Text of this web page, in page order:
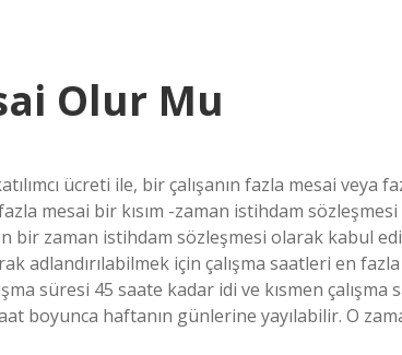
Olur Mu
ücreti ile, bir çalışanın fazla mesai veya
mesai bir kısım -zaman istihdam sözleşmesi
bir zaman istihdam sözleşmesi olarak kabul
adlandırılabilmek için çalışma saatleri en
süresi 45 saate kadar idi ve kısmen çalışma
boyunca haftanın günlerine yayılabilir. O